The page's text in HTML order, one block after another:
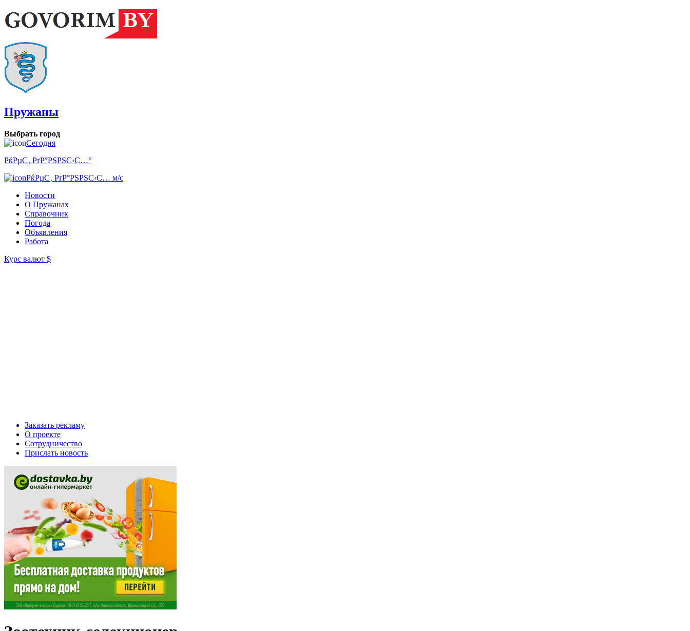
Пружаны
Выбрать город
Сегодня
РќРµС‚ РґР°РЅРЅС‹С…°
РќРµС‚ РґР°РЅРЅС‹С… м/с
Новости
О Пружанах
Справочник
Погода
Объявления
Работа
Курс валют $
Заказать рекламу
О проекте
Сотрудничество
Прислать новость